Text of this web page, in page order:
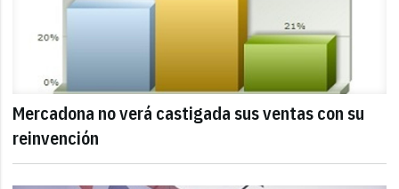
Mercadona no verá castigada sus ventas con su
reinvención